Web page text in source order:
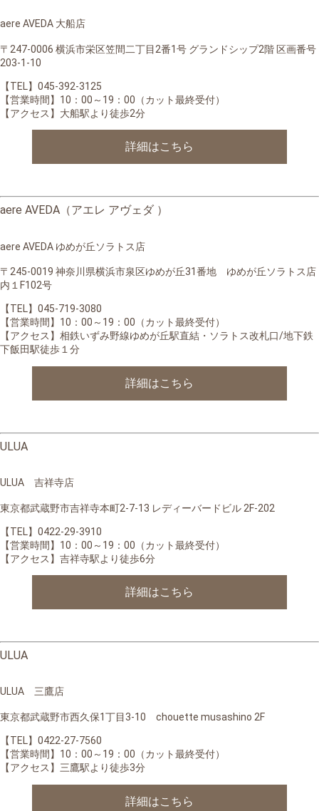
aere AVEDA 大船店
〒247-0006 横浜市栄区笠間二丁目2番1号 グランドシップ2階 区画番号
203-1-10
【TEL】045-392-3125
【営業時間】 10：00～19：00（カット最終受付）
【アクセス】大船駅より徒歩2分
詳細はこちら
aere AVEDA（アエレ アヴェダ ）
aere AVEDA ゆめが丘ソラトス店
〒245-0019 神奈川県横浜市泉区ゆめが丘31番地 ゆめが丘ソラトス店
内１F102号
【TEL】045-719-3080
【営業時間】 10：00～19：00（カット最終受付）
【アクセス】相鉄いずみ野線ゆめが丘駅直結・ソラトス改札口/地下鉄
下飯田駅徒歩１分
詳細はこちら
ULUA
ULUA 吉祥寺店
東京都武蔵野市吉祥寺本町2-7-13 レディーバードビル 2F-202
【TEL】0422-29-3910
【営業時間】 10：00～19：00（カット最終受付）
【アクセス】 吉祥寺駅より徒歩6分
詳細はこちら
ULUA
ULUA 三鷹店
東京都武蔵野市西久保1丁目3-10 chouette musashino 2F
【TEL】0422-27-7560
【営業時間】10：00～19：00（カット最終受付）
【アクセス】三鷹駅より徒歩3分
詳細はこちら